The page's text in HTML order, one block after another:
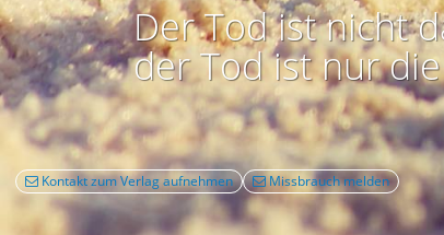
Der Tod ist nicht
der Tod ist nur
Kontakt zum Verlag aufnehmen Missbrauch melden